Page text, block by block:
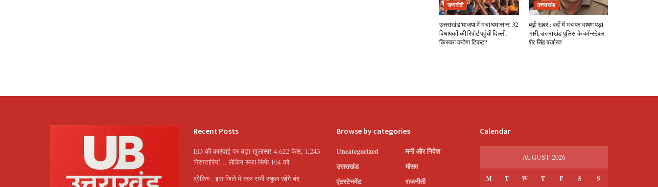
राजनीती
उत्तराखंड भाजपा में मचा घमासान! 32
विधायकों की रिपोर्ट पहुंची दिल्ली,
किसका कटेगा टिकट?
उत्तराखंड
बड़ी खबर : वर्दी में मंच पर भाषण पड़ा
भारी, उत्तराखंड पुलिस के कॉन्स्टेबल
शेर सिंह बर्खास्त
Recent Posts
ED की कार्रवाई पर बड़ा खुलासा! 4,622 केस, 1,243
गिरफ्तारियां… लेकिन सजा सिर्फ 104 को
ब्रेकिंग : इस जिले में कल सभी स्कूल रहेंगे बंद
Browse by categories
Uncategorized
उत्तराखंड
एंटरटेनमेंट
मनी और निवेश
मौसम
राजनीती
Calendar
AUGUST 2026
M T W T F S S